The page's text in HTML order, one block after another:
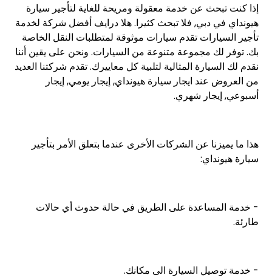
إذا كنت تبحث عن خدمة معقولة ومريحة للغاية لتأجير سيارة
هيونداي في دبي, فلا تبحث كثيرا. هلا درايف أفضل شركة لخدمة
تأجير السيارات تقدم سيارات موثوقة لمتطلبات النقل الخاصة
بك. توفر لك مجموعة متنوعة من السيارات. ونحن على يقين أننا
نقدم لك السيارة المثالية لتلبية كل معاييرك. تقدم شركتنا العديد
من العروض عند ايجار سيارة هيونداي, إيجار يومي, إيجار
أسبوعي, إيجار شهري.
هذا ما يميزنا عن الشركات الأخرى عندما بتعلق الأمر بتأجير
سيارة هيونداي:
- خدمة المساعدة على الطريق في حالة حدوث أي حالات
طارئة.
- خدمة توصيل السيارة الى مكانك.